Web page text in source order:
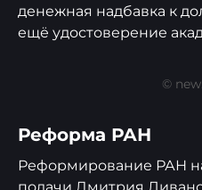
денежная надбавка к
ещё удостоверение
©
Реформа РАН
Реформирование РАН
подачи Дмитрия